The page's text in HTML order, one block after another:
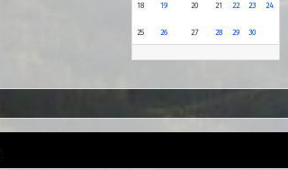
18 19 20 21 22 23 24
25 26 27 28 29 30